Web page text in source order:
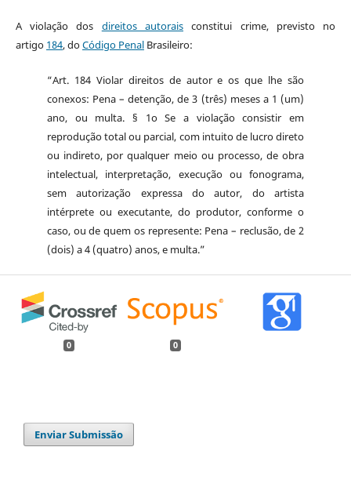
A violação dos direitos autorais constitui crime, previsto no
artigo 184, doCódigo PenalBrasileiro:
“Art. 184 Violar direitos de autor e os que lhe são
conexos: Pena – detenção, de 3 (três) meses a 1 (um)
ano, ou multa. § 1o Se a violação consistir em
reprodução total ou parcial, com intuito de lucro direto
ou indireto, por qualquer meio ou processo, de obra
intelectual, interpretação, execução ou fonograma,
sem autorização expressa do autor, do artista
intérprete ou executante, do produtor, conforme o
caso, ou de quem os represente: Pena – reclusão, de 2
(dois) a 4 (quatro) anos, e multa.”
0 0
Enviar Submissão